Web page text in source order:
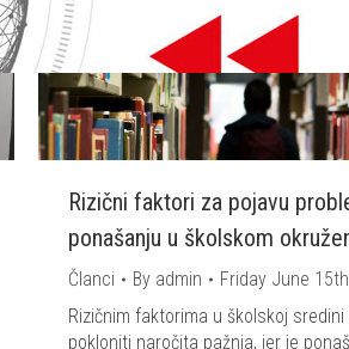
Rizični faktori za pojavu
ponašanju u školskom
Članci By admin
Friday June
Rizičnim faktorima u školskoj
pokloniti naročita pažnja, jer je